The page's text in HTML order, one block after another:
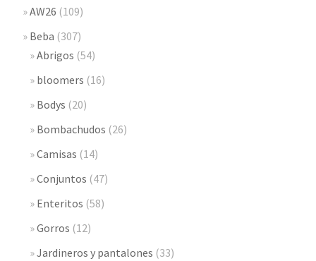
AW26 (109)
Beba (307)
Abrigos (54)
bloomers (16)
Bodys (20)
Bombachudos (26)
Camisas (14)
Conjuntos (47)
Enteritos (58)
Gorros (12)
Jardineros y pantalones (33)